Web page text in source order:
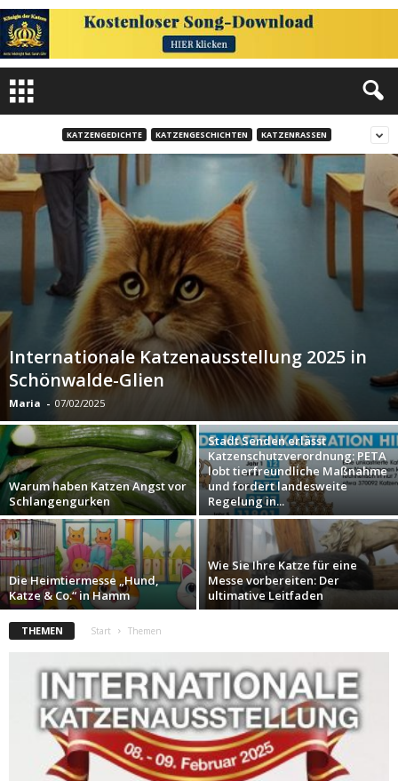
KATZENGEDICHTE KATZENGESCHICHTEN KATZENRASSEN
Internationale Katzenausstellung 2025 in
Schönwalde-Glien
Maria - 07/02/2025
Warum haben Katzen Angst vor
Schlangengurken
Stadt Senden erlässt
Katzenschutzverordnung: PETA
lobt tierfreundliche Maßnahme
und fordert landesweite
Regelung in...
Die Heimtiermesse „Hund,
Katze & Co.“ in Hamm
Wie Sie Ihre Katze für eine
Messe vorbereiten: Der
ultimative Leitfaden
THEMEN Start Themen